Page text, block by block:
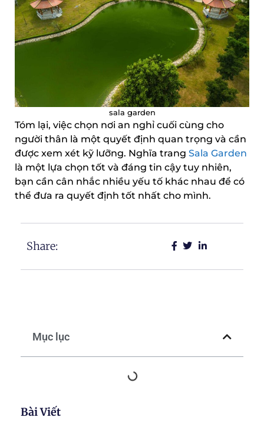
sala garden
Tóm lại, việc chọn nơi an nghỉ cuối cùng cho
người thân là một quyết định quan trọng và cần
được xem xét kỹ lưỡng. Nghĩa trang Sala Garden
là một lựa chọn tốt và đáng tin cậy tuy nhiên,
bạn cần cân nhắc nhiều yếu tố khác nhau để có
thể đưa ra quyết định tốt nhất cho mình.
Share:
Mục lục
Bài Viết